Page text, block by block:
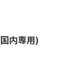
内専用)